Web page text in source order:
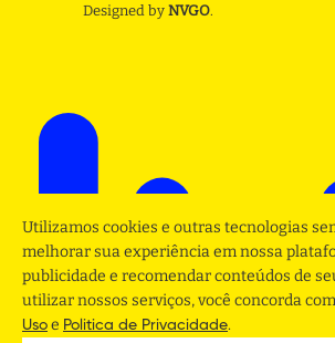
Designed by NVGO.
Utilizamos cookies e outras tecnologias
melhorar sua experiência em nossa
publicidade e recomendar conteúdos de
utilizar nossos serviços, você concorda
Uso e Politica de Privacidade.